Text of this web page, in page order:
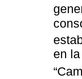
en